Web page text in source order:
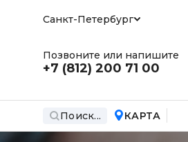
Санкт-Петербург
Позвоните или напишите
+7 (812) 200 71 00
Поиск... КАРТА